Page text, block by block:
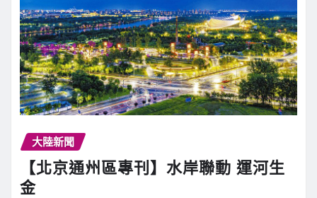
大陸新聞
【北京通州區專刊】水岸聯動 運河生
金